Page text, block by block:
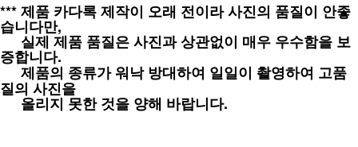
*** 제품 카다록 제작이 오래 전이라 사진의 품질이 안좋
습니다만,
*** 실제 제품 품질은 사진과 상관없이 매우 우수함을 보
증합니다.
제품의 종류가 워낙 방대하여 일일이 촬영하여 고품
질의 사진을
*** 올리지 못한 것을 양해 바랍니다.